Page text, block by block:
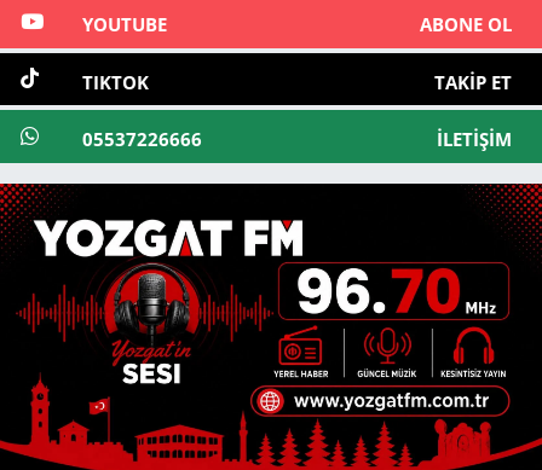
YOUTUBE ABONE OL
TIKTOK TAKIP ET
05537226666 İLETIŞIM